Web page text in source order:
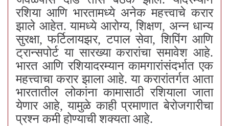
रशिया आणि भारतामध्ये अनेक महत्त्वाचे करार
झाले आहेत. यामध्ये आरोग्य, शिक्षण, अन्न धान्य
सुरक्षा, फर्टिलायझर, टपाल सेवा, शिपिंग आणि
ट्रान्सपोर्ट या सारख्या करारांचा समावेश आहे.
भारत आणि रशियादरम्यान कामगारांसंदर्भात एक
महत्त्वाचा करार झाला आहे. या करारांतर्गत आता
भारतातील लोकांना कामासाठी रशियाला जाता
येणार आहे, यामुळे काही प्रमाणात बेरोजगारीचा
प्रश्न कमी होण्याची शक्यता आहे.